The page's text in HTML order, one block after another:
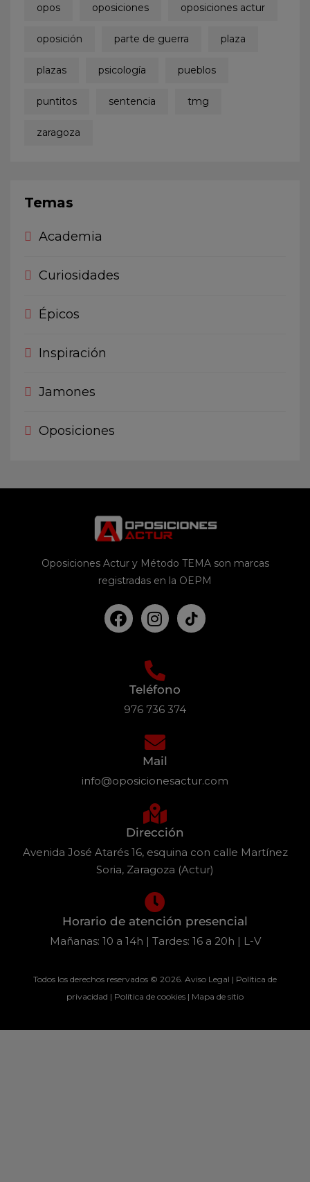
opos oposiciones oposiciones actur
oposición parte de guerra plaza
plazas psicología pueblos
puntitos sentencia tmg
zaragoza
Temas
Academia
Curiosidades
Épicos
Inspiración
Jamones
Oposiciones
Oposiciones Actur y Método TEMA son marcas
registradas en la OEPM
Teléfono
976 736 374
Mail
info@oposicionesactur.com
Dirección
Avenida José Atarés 16, esquina con calle Martínez
Soria, Zaragoza (Actur)
Horario de atención presencial
Mañanas: 10 a 14h | Tardes: 16 a 20h | L-V
Todos los derechos reservados © 2026. Aviso Legal | Política de
privacidad | Política de cookies | Mapa de sitio